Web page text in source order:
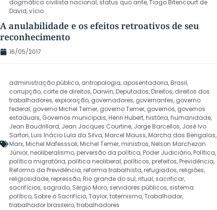
dogmática civilista nacional , status quo ante,Tiago Bitencourt de
David,vício
A anulabilidade e os efeitos retroativos de seu
reconhecimento
16/05/2017
administração pública, antropologia, aposentadoria,Brasil,
corrupção, corte de direitos,Darwin,Deputados,Direitos, direitos dos
trabalhadores, exploração, governadores, governantes, governo
federal, governo Michel Temer, governo Temer, governos, governos
estaduais, Governos municipais,Henri Hubert,história,humanidade,
Jean Baudrillard, Jean Jacques Courtine, Jorge Barcellos, José Ivo
Sartori,Luis Inácio Lula da Silva,Marcel Mauss,Marcha das Bengalas,
Marx,Michel Mafesssoli,Michel Temer,ministros,Nelson Marchezan
Júnior,neoliberalismo,perversão da política,Poder Judiciário,Política,
política migratória,política neoliberal,políticos,prefeitos,Previdência,
Reforma da Previdência,reforma trabalhista,refugiados,religiões,
religiosidade,repressão,Rio grande do sul,ritual, sacrificar,
sacrifícios, sagrado, Sérgio Moro, servidores públicos, sistema
político, Sobre o Sacrifício,Taylor,totemismo,Trabalhador,
trabalhador brasileiro,trabalhadores